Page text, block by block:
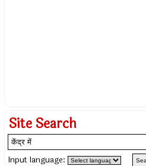
Site Search
Input language: